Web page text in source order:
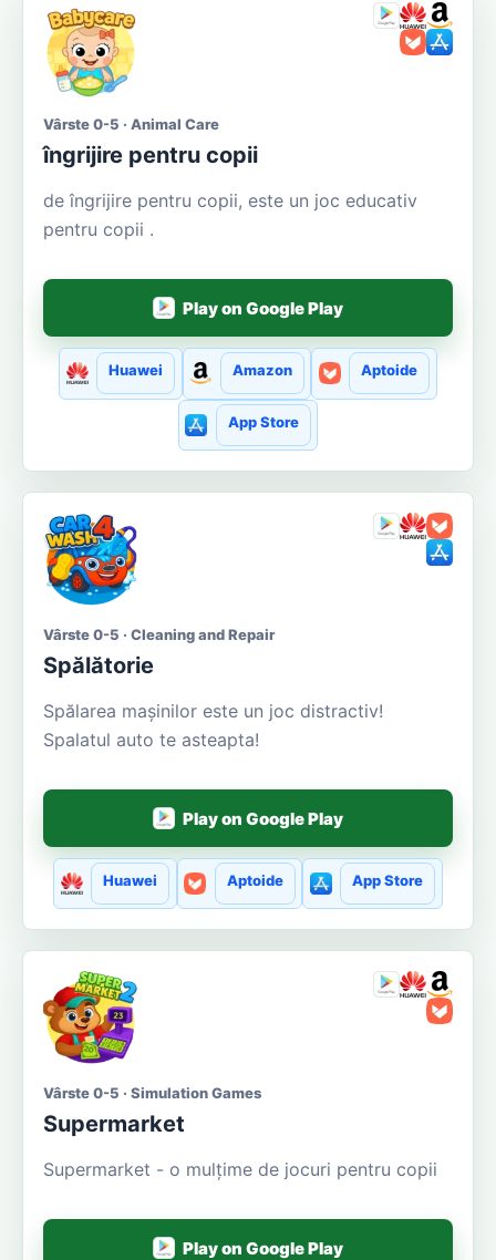
Vârste 0-5 · Animal Care
îngrijire pentru copii
de îngrijire pentru copii, este un joc educativ
pentru copii .
Play on Google Play
Huawei Amazon Aptoide
App Store
Vârste 0-5 · Cleaning and Repair
Spălătorie
Spălarea mașinilor este un joc distractiv!
Spalatul auto te asteapta!
Play on Google Play
Huawei Aptoide App Store
Vârste 0-5 · Simulation Games
Supermarket
Supermarket - o mulțime de jocuri pentru copii
Play on Google Play